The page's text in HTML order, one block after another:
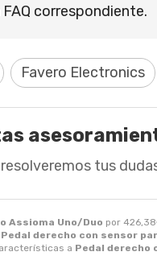
Assioma Uno/Duo por 426,38
Pedal derecho con sensor
a Pedal derecho
correspondiente.
Favero Electronics
tus